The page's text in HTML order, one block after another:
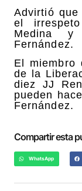
Advirtió
el
Medina y
Fernández.
El miembro
de la
diez JJ
pueden
Fernández.
Compartir esta
WhatsApp